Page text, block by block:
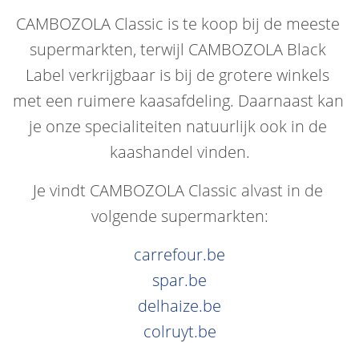
CAMBOZOLA Classic is te koop bij de meeste
supermarkten, terwijl CAMBOZOLA Black
Label verkrijgbaar is bij de grotere winkels
met een ruimere kaasafdeling. Daarnaast kan
je onze specialiteiten natuurlijk ook in de
kaashandel vinden.
Je vindt CAMBOZOLA Classic alvast in de
volgende supermarkten:
carrefour.be
spar.be
delhaize.be
colruyt.be